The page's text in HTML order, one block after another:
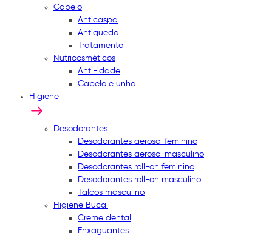
Cabelo
Anticaspa
Antiqueda
Tratamento
Nutricosméticos
Anti-idade
Cabelo e unha
Higiene
Desodorantes
Desodorantes aerosol feminino
Desodorantes aerosol masculino
Desodorantes roll-on feminino
Desodorantes roll-on masculino
Talcos masculino
Higiene Bucal
Creme dental
Enxaguantes